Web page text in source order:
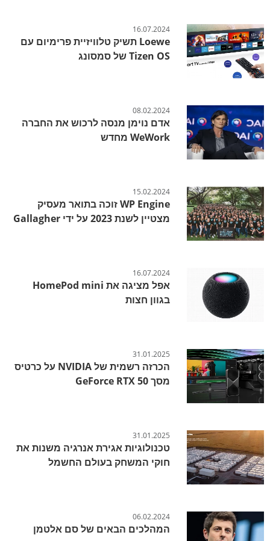
16.07.2024
Loewe תשיק טלוויזיית פרימיום עם
Tizen OS של סמסונג
08.02.2024
אדם נוימן מנסה לרכוש את החברה
WeWork מחדש
15.02.2024
WP Engine זוכה בתואר מעסיק
מצטיין לשנת 2023 על ידי Gallagher
16.07.2024
אפל מציגה את HomePod mini
בגוון חצות
31.01.2025
הכרזה רשמית של NVIDIA על כרטיס
מסך GeForce RTX 50
31.01.2025
טכנולוגיות אגירת אנרגיה משנות את
חוקי המשחק בעולם החשמל
06.02.2024
המהלכים הבאים של סם אלטמן